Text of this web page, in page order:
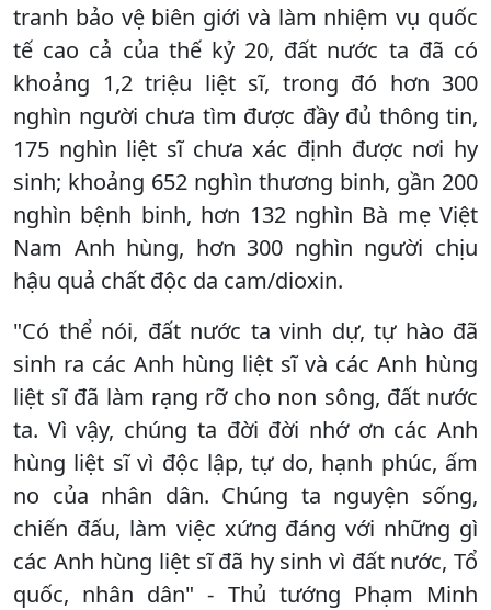
tranh bảo vệ biên giới và làm nhiệm vụ quốc
tế cao cả của thế kỷ 20, đất nước ta đã có
khoảng 1,2 triệu liệt sĩ, trong đó hơn 300
nghìn người chưa tìm được đầy đủ thông tin,
175 nghìn liệt sĩ chưa xác định được nơi hy
sinh; khoảng 652 nghìn thương binh, gần 200
nghìn bệnh binh, hơn 132 nghìn Bà mẹ Việt
Nam Anh hùng, hơn 300 nghìn người chịu
hậu quả chất độc da cam/dioxin.
"Có thể nói, đất nước ta vinh dự, tự hào đã
sinh ra các Anh hùng liệt sĩ và các Anh hùng
liệt sĩ đã làm rạng rỡ cho non sông, đất nước
ta. Vì vậy, chúng ta đời đời nhớ ơn các Anh
hùng liệt sĩ vì độc lập, tự do, hạnh phúc, ấm
no của nhân dân. Chúng ta nguyện sống,
chiến đấu, làm việc xứng đáng với những gì
các Anh hùng liệt sĩ đã hy sinh vì đất nước, Tổ
quốc, nhân dân" - Thủ tướng Phạm Minh